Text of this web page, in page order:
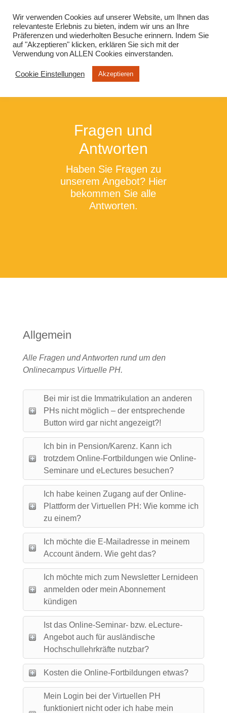
Fragen und
Antworten
Haben Sie Fragen zu
unserem Angebot? Hier
bekommen Sie alle
Antworten.
Allgemein
Alle Fragen und Antworten rund um den
Onlinecampus Virtuelle PH.
Bei mir ist die Immatrikulation an anderen
PHs nicht möglich – der entsprechende
Button wird gar nicht angezeigt?!
Ich bin in Pension/Karenz. Kann ich
trotzdem Online-Fortbildungen wie Online-
Seminare und eLectures besuchen?
Ich habe keinen Zugang auf der Online-
Plattform der Virtuellen PH: Wie komme ich
zu einem?
Ich möchte die E-Mailadresse in meinem
Account ändern. Wie geht das?
Ich möchte mich zum Newsletter Lernideen
anmelden oder mein Abonnement
kündigen
Ist das Online-Seminar- bzw. eLecture-
Angebot auch für ausländische
Hochschullehrkräfte nutzbar?
Kosten die Online-Fortbildungen etwas?
Mein Login bei der Virtuellen PH
funktioniert nicht oder ich habe mein
Wir verwenden Cookies auf unserer Website, um Ihnen das
relevanteste Erlebnis zu bieten, indem wir uns an Ihre
Präferenzen und wiederholten Besuche erinnern. Indem Sie
auf "Akzeptieren" klicken, erklären Sie sich mit der
Verwendung von ALLEN Cookies einverstanden.
Cookie Einstellungen Akzeptieren